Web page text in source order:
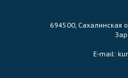
694500, Сахалинская
E-mail: